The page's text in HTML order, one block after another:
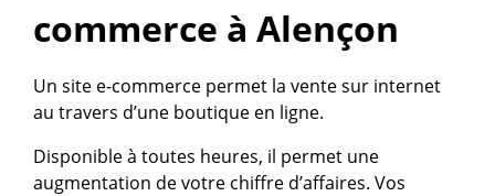
commerce à Alençon
Un site e-commerce permet la vente sur internet
au travers d’une boutique en ligne.
Disponible à toutes heures, il permet une
augmentation de votre chiffre d’affaires. Vos